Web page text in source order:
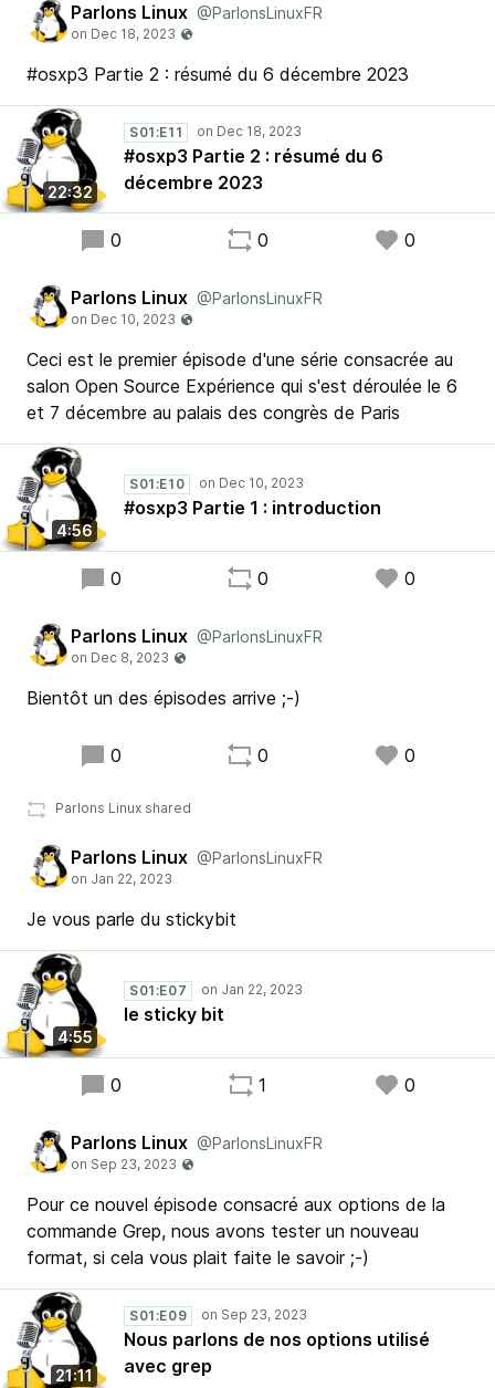
Parlons Linux @ParlonsLinuxFR
#osxp3 Partie 2 : résumé du 6 décembre 2023
22:32
S01:E11
#osxp3 Partie 2 : résumé du 6
décembre 2023
0 0 0
Parlons Linux @ParlonsLinuxFR
Ceci est le premier épisode d'une série consacrée au
salon Open Source Expérience qui s'est déroulée le 6
et 7 décembre au palais des congrès de Paris
4:56
S01:E10
#osxp3 Partie 1 : introduction
0 0 0
Parlons Linux @ParlonsLinuxFR
Bientôt un des épisodes arrive ;-)
0 0 0
Parlons Linux shared
Parlons Linux @ParlonsLinuxFR
Je vous parle du stickybit
4:55
S01:E07
le sticky bit
0 1 0
Parlons Linux @ParlonsLinuxFR
Pour ce nouvel épisode consacré aux options de la
commande Grep, nous avons tester un nouveau
format, si cela vous plait faite le savoir ;-)
21:11
S01:E09
Nous parlons de nos options utilisé
avec grep